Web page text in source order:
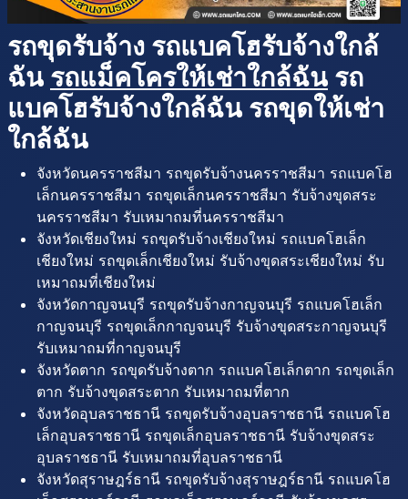
รถขุดรับจ้าง รถแบคโฮรับจ้างใกล้
ฉัน รถแม็คโครให้เช่าใกล้ฉัน รถ
แบคโฮรับจ้างใกล้ฉัน รถขุดให้เช่า
ใกล้ฉัน
จังหวัดนครราชสีมา รถขุดรับจ้างนครราชสีมา รถแบคโฮ
เล็กนครราชสีมา รถขุดเล็กนครราชสีมา รับจ้างขุดสระ
นครราชสีมา รับเหมาถมที่นครราชสีมา
จังหวัดเชียงใหม่ รถขุดรับจ้างเชียงใหม่ รถแบคโฮเล็ก
เชียงใหม่ รถขุดเล็กเชียงใหม่ รับจ้างขุดสระเชียงใหม่ รับ
เหมาถมที่เชียงใหม่
จังหวัดกาญจนบุรี รถขุดรับจ้างกาญจนบุรี รถแบคโฮเล็ก
กาญจนบุรี รถขุดเล็กกาญจนบุรี รับจ้างขุดสระกาญจนบุรี
รับเหมาถมที่กาญจนบุรี
จังหวัดตาก รถขุดรับจ้างตาก รถแบคโฮเล็กตาก รถขุดเล็ก
ตาก รับจ้างขุดสระตาก รับเหมาถมที่ตาก
จังหวัดอุบลราชธานี รถขุดรับจ้างอุบลราชธานี รถแบคโฮ
เล็กอุบลราชธานี รถขุดเล็กอุบลราชธานี รับจ้างขุดสระ
อุบลราชธานี รับเหมาถมที่อุบลราชธานี
จังหวัดสุราษฎร์ธานี รถขุดรับจ้างสุราษฎร์ธานี รถแบคโฮ